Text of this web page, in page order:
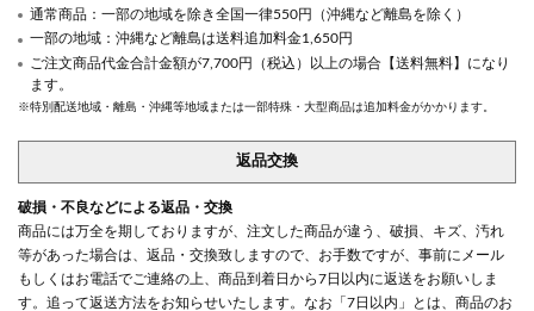
通常商品：一部の地域を除き全国一律550円（沖縄など離島を除く）
一部の地域：沖縄など離島は送料追加料金1,650円
ご注文商品代金合計金額が7,700円（税込）以上の場合【送料無料】になり
ます。
※特別配送地域・離島・沖縄等地域または一部特殊・大型商品は追加料金がかかります。
返品交換
破損・不良などによる返品・交換
商品には万全を期しておりますが、注文した商品が違う、破損、キズ、汚れ
等があった場合は、返品・交換致しますので、お手数ですが、事前にメール
もしくはお電話でご連絡の上、商品到着日から7日以内に返送をお願いしま
す。追って返送方法をお知らせいたします。なお「7日以内」とは、商品のお